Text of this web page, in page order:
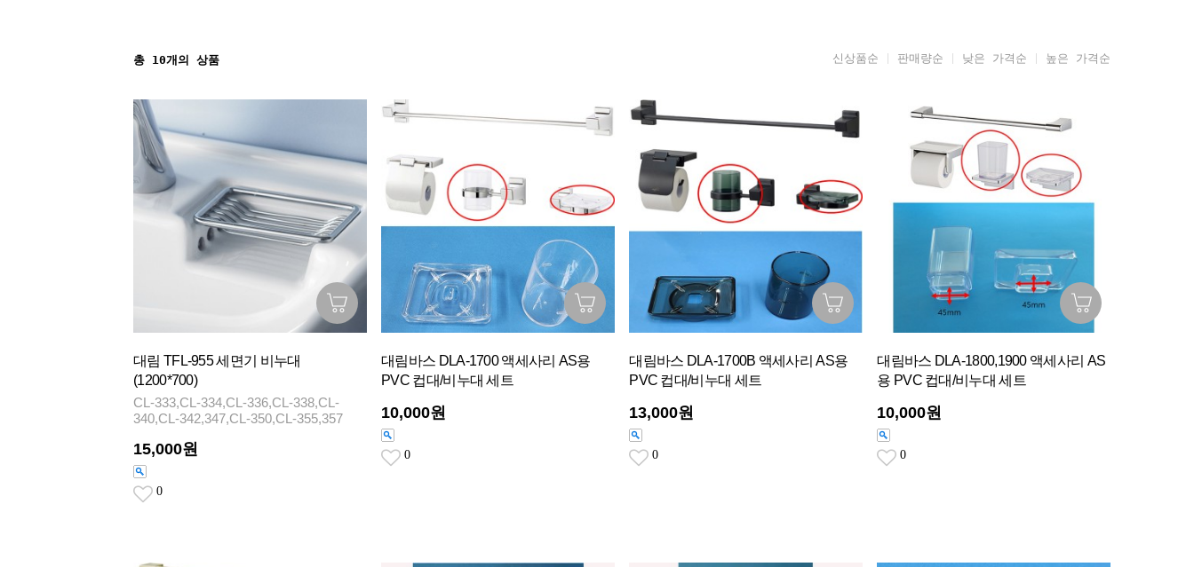
총 10개의 상품 신상품순 판매량순 낮은 가격순 높은 가격순
대림 TFL-955 세면기 비누대
(1200*700)
CL-333,CL-334,CL-336,CL-338,CL-
340,CL-342,347,CL-350,CL-355,357
15,000원
0
대림바스 DLA-1700 액세사리 AS용
PVC 컵대/비누대 세트
10,000원
0
대림바스 DLA-1700B 액세사리 AS용
PVC 컵대/비누대 세트
13,000원
0
대림바스 DLA-1800,1900 액세사리 AS
용 PVC 컵대/비누대 세트
10,000원
0